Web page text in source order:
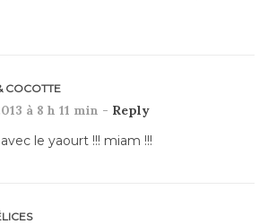
COCOTTE
à 8 h 11 min - Reply
le yaourt !!! miam !!!